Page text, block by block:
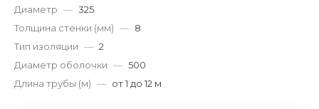
Диаметр — 325
Толщина стенки (мм) — 8
Тип изоляции — 2
Диаметр оболочки — 500
Длина трубы (м) — от 1 до 12 м